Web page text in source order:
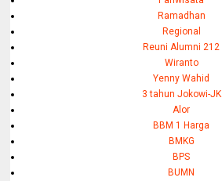
Ramadhan
Regional
Reuni Alumni 212
Wiranto
Yenny Wahid
3 tahun Jokowi-JK
Alor
BBM 1 Harga
BMKG
BPS
BUMN